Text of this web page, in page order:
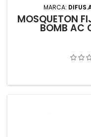
MARCA:
MOSQUETON
BOMB AC